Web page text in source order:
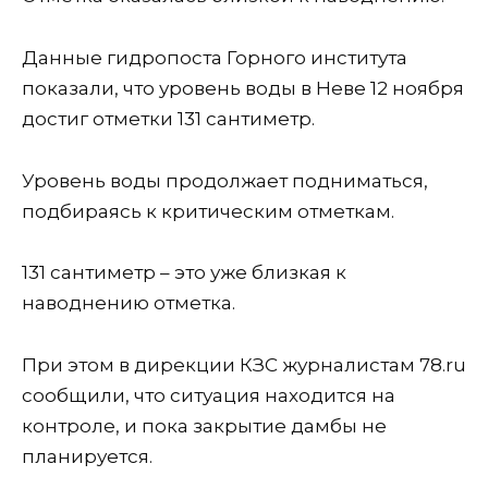
Данные гидропоста Горного института
показали, что уровень воды в Неве 12 ноября
достиг отметки 131 сантиметр.
Уровень воды продолжает подниматься,
подбираясь к критическим отметкам.
131 сантиметр – это уже близкая к
наводнению отметка.
При этом в дирекции КЗС журналистам 78.ru
сообщили, что ситуация находится на
контроле, и пока закрытие дамбы не
планируется.